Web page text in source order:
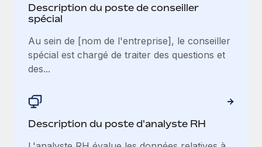
Description du poste de conseiller
spécial
Au sein de [nom de l'entreprise], le conseiller
spécial est chargé de traiter des questions et
des...
Description du poste d'analyste RH